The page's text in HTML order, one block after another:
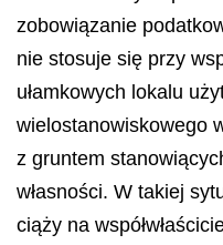
zobowiązanie
nie stosuje się przy
ułamkowych lokalu
wielostanowiskowego
z gruntem
własności. W takiej
ciąży na